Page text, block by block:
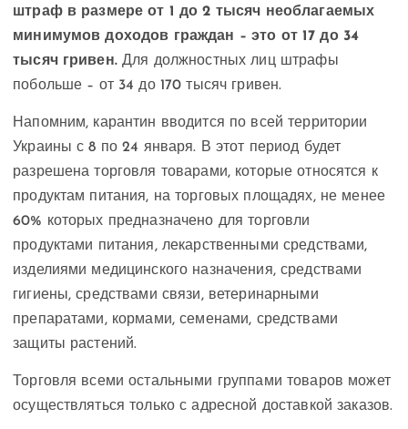
штраф в размере от 1 до 2 тысяч необлагаемых
минимумов доходов граждан – это от 17 до 34
тысяч гривен.Для должностных лиц штрафы
побольше – от 34 до 170 тысяч гривен.
Напомним, карантин вводится по всей территории
Украины с 8 по 24 января. В этот период будет
разрешена торговля товарами, которые относятся к
продуктам питания, на торговых площадях, не менее
60% которых предназначено для торговли
продуктами питания, лекарственными средствами,
изделиями медицинского назначения, средствами
гигиены, средствами связи, ветеринарными
препаратами, кормами, семенами, средствами
защиты растений.
Торговля всеми остальными группами товаров может
осуществляться только с адресной доставкой заказов.